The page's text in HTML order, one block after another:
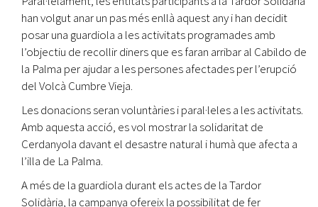
han volgut anar un pas més enllà aquest any i han decidit
posar una guardiola a les activitats programades amb
l’objectiu de recollir diners que es faran arribar al Cabildo de
la Palma per ajudar a les persones afectades per l’erupció
del Volcà Cumbre Vieja.
Les donacions seran voluntàries i paral·leles a les activitats.
Amb aquesta acció, es vol mostrar la solidaritat de
Cerdanyola davant el desastre natural i humà que afecta a
l’illa de La Palma.
A més de la guardiola durant els actes de la Tardor
Solidària, la campanya ofereix la possibilitat de fer